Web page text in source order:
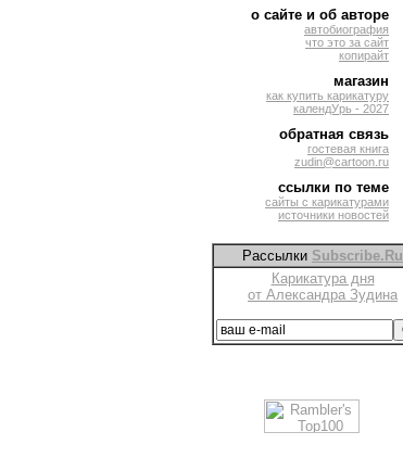
о сайте и об авторе
автобиография
что это за сайт
копирайт
магазин
как купить карикатуру
календУрь - 2027
обратная связь
гостевая книга
zudin@cartoon.ru
ссылки по теме
сайты с карикатурами
источники новостей
Рассылки Subscribe.Ru
Карикатура дня
от Александра Зудина